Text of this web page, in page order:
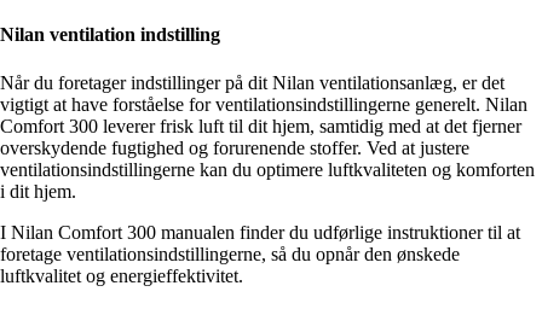
Nilan ventilation indstilling
Når du foretager indstillinger på dit Nilan ventilationsanlæg, er det
vigtigt at have forståelse for ventilationsindstillingerne generelt. Nilan
Comfort 300 leverer frisk luft til dit hjem, samtidig med at det fjerner
overskydende fugtighed og forurenende stoffer. Ved at justere
ventilationsindstillingerne kan du optimere luftkvaliteten og komforten
i dit hjem.
I Nilan Comfort 300 manualen finder du udførlige instruktioner til at
foretage ventilationsindstillingerne, så du opnår den ønskede
luftkvalitet og energieffektivitet.